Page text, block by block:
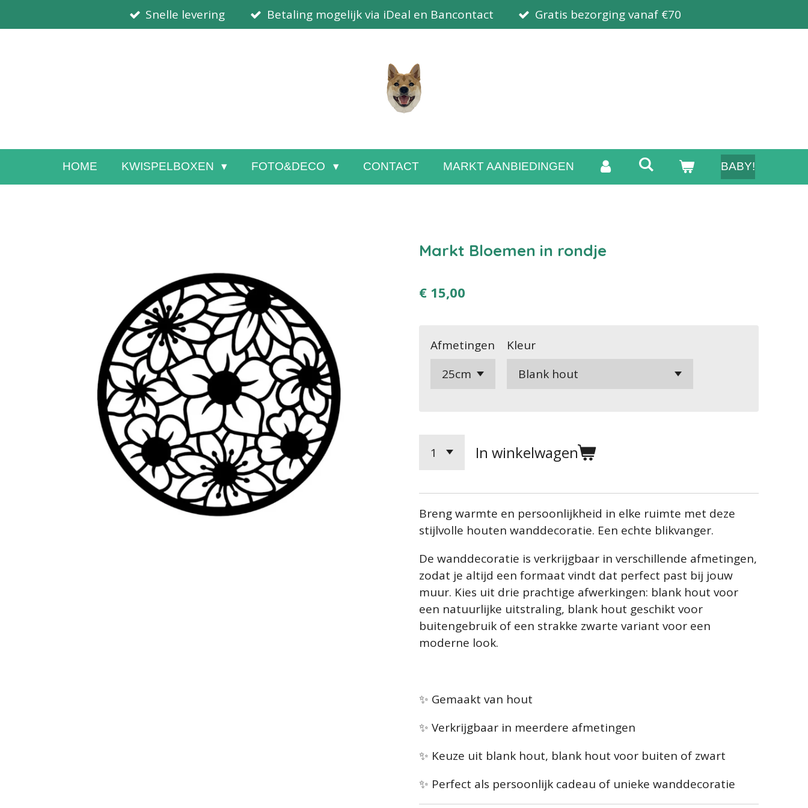
direct
Snelle levering Betaling mogelijk via iDeal en Bancontact Gratis bezorging vanaf €70
HOME KWISPELBOXEN FOTO&DECO CONTACT MARKT AANBIEDINGEN BABY!
Markt Bloemen in rondje
€ 15,00
Afmetingen Kleur
In winkelwagen
Breng warmte en persoonlijkheid in elke ruimte met deze
stijlvolle houten wanddecoratie. Een echte blikvanger.
De wanddecoratie is verkrijgbaar in verschillende afmetingen,
zodat je altijd een formaat vindt dat perfect past bij jouw
muur. Kies uit drie prachtige afwerkingen: blank hout voor
een natuurlijke uitstraling, blank hout geschikt voor
buitengebruik of een strakke zwarte variant voor een
moderne look.
✨ Gemaakt van hout
✨ Verkrijgbaar in meerdere afmetingen
✨ Keuze uit blank hout, blank hout voor buiten of zwart
✨ Perfect als persoonlijk cadeau of unieke wanddecoratie